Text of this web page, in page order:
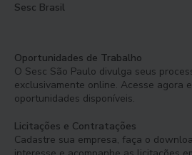
Sesc Brasil
Oportunidades de Trabalho
O Sesc São Paulo divulga seus
exclusivamente online. Acesse agora
oportunidades disponíveis.
Licitações e Contratações
Cadastre sua empresa, faça o